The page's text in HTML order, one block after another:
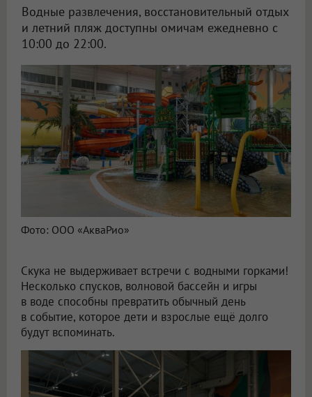
Водные развлечения, восстановительный отдых
и летний пляж доступны омичам ежедневно с
10:00 до 22:00.
Фото: ООО «АкваРио»
Скука не выдерживает встречи с водными горками!
Несколько спусков, волновой бассейн и игры
в воде способны превратить обычный день
в событие, которое дети и взрослые ещё долго
будут вспоминать.